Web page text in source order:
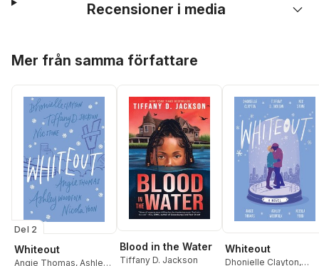
Recensioner i media
Mer från samma författare
Del 2
Whiteout
Angie Thomas, Ashley
Blood in the Water
Tiffany D. Jackson
Whiteout
Dhonielle Clayton,